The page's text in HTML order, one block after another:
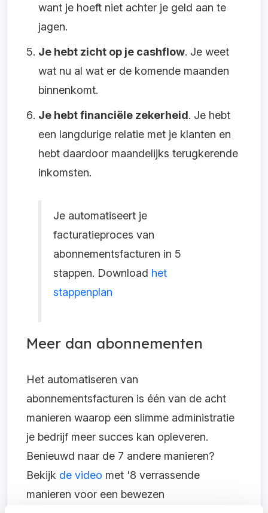
want je hoeft niet achter je geld aan te
jagen.
Je hebt zicht op je cashflow. Je weet
wat nu al wat er de komende maanden
binnenkomt.
Je hebt financiële zekerheid. Je hebt
een langdurige relatie met je klanten en
hebt daardoor maandelijks terugkerende
inkomsten.
Je automatiseert je
facturatieproces van
abonnementsfacturen in 5
stappen. Download het
stappenplan
Meer dan abonnementen
Het automatiseren van
abonnementsfacturen is één van de acht
manieren waarop een slimme administratie
je bedrijf meer succes kan opleveren.
Benieuwd naar de 7 andere manieren?
Bekijk de video met '8 verrassende
manieren voor een bewezen